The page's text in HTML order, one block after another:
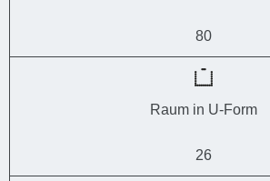
80
Raum in U-Form
26